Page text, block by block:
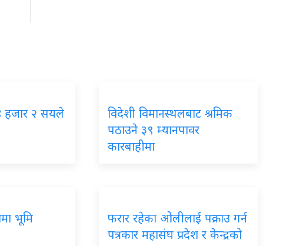
हजार २ सयले
विदेशी विमानस्थलबाट श्रमिक
पठाउने ३९ म्यानपावर
कारबाहीमा
भूमि
फरार रहेका ओलीलाई पक्राउ गर्न
पत्रकार महासंघ प्रदेश र केन्द्रको